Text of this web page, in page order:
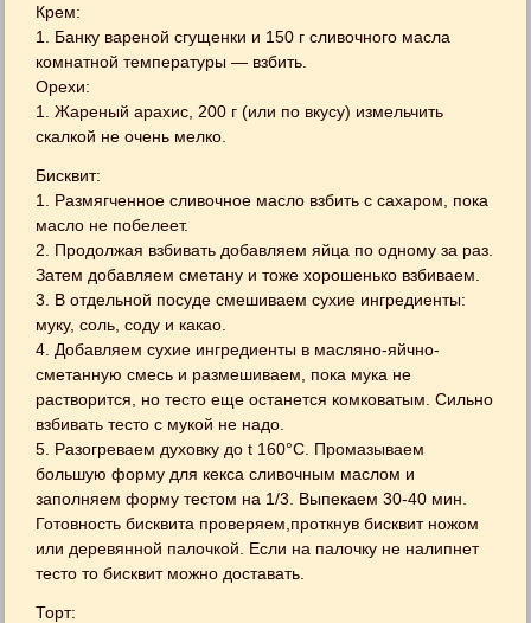
Крем:
1. Банку вареной сгущенки и 150 г сливочного масла
комнатной температуры — взбить.
Орехи:
1. Жареный арахис, 200 г (или по вкусу) измельчить
скалкой не очень мелко.
Бисквит:
1. Размягченное сливочное масло взбить с сахаром, пока
масло не побелеет.
2. Продолжая взбивать добавляем яйца по одному за раз.
Затем добавляем сметану и тоже хорошенько взбиваем.
3. В отдельной посуде смешиваем сухие ингредиенты:
муку, соль, соду и какао.
4. Добавляем сухие ингредиенты в масляно-яйчно-
сметанную смесь и размешиваем, пока мука не
растворится, но тесто еще останется комковатым. Сильно
взбивать тесто с мукой не надо.
5. Разогреваем духовку до t 160°C. Промазываем
большую форму для кекса сливочным маслом и
заполняем форму тестом на 1/3. Выпекаем 30-40 мин.
Готовность бисквита проверяем,проткнув бисквит ножом
или деревянной палочкой. Если на палочку не налипнет
тесто то бисквит можно доставать.
Торт: